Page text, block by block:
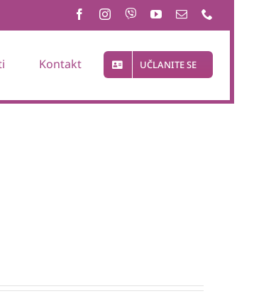
Kontakt UČLANITE SE